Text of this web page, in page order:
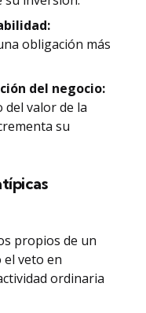
obligación más
del negocio:
valor de la
su
propios de un
el veto en
ordinaria